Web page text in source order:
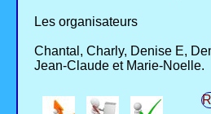
Les organisateurs
Chantal, Charly, Denise E,
Jean-Claude et Marie-Noelle.